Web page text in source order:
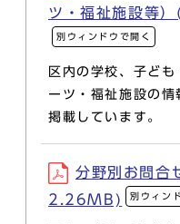
ツ・福祉施設等
別ウィンドウで開く
区内の学校、子ど
ーツ・福祉施設の
掲載しています。
分野別お問合
2.26MB)
別ウィン